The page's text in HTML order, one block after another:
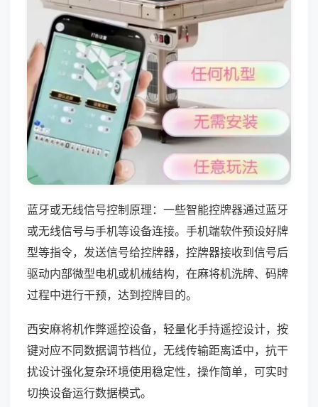
蓝牙或无线信号控制原理：一些智能控牌器通过蓝牙
或无线信号与手机等设备连接。手机端软件预设好牌
型等指令，发送信号给控牌器，控牌器接收到信号后
驱动内部微型电机或机械结构，在麻将机洗牌、码牌
过程中进行干预，达到控牌目的。
西安麻将机作弊遥控设备，轻量化手持遥控设计，按
键对应不同数据调节档位，无线传输距离适中，抗干
扰设计强化复杂环境使用稳定性，操作简单，可实时
切换设备运行数据模式。